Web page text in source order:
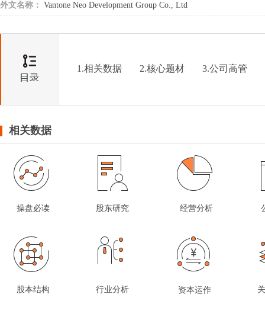
外文名称： Vantone Neo Development Group Co., Ltd
1.相关数据 2.核心题材 3.公司高管
相关数据
操盘必读 股东研究 经营分析
股本结构 行业分析 资本运作